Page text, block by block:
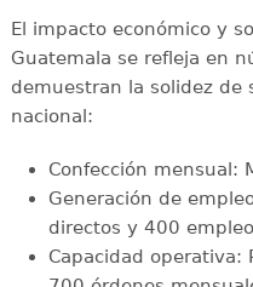
El impacto económico y
Guatemala se refleja en
demuestran la solidez de
nacional:
Confección mensual:
Generación de
directos y 400
Capacidad operativa: